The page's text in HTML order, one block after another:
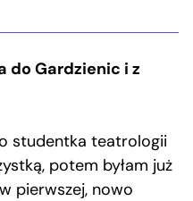
do Gardzienic i z
studentka teatrologii
potem byłam już
pierwszej, nowo